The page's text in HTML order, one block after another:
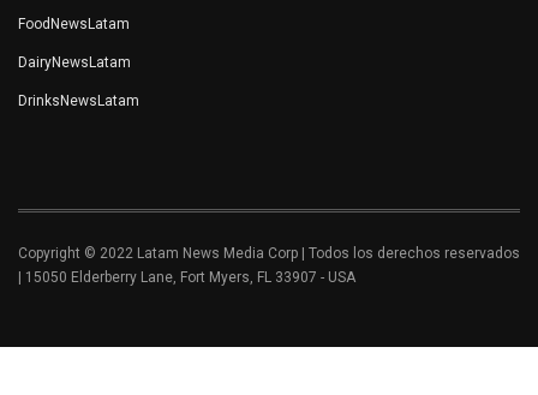
FoodNewsLatam
DairyNewsLatam
DrinksNewsLatam
Copyright © 2022 Latam News Media Corp | Todos los derechos reservados
| 15050 Elderberry Lane, Fort Myers, FL 33907 - USA